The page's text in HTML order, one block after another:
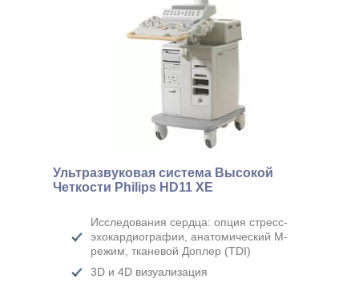
Ультразвуковая система Высокой
Четкости Philips HD11 XE
Исследования сердца: опция стресс-
эхокардиографии, анатомический М-
режим, тканевой Доплер (TDI)
3D и 4D визуализация